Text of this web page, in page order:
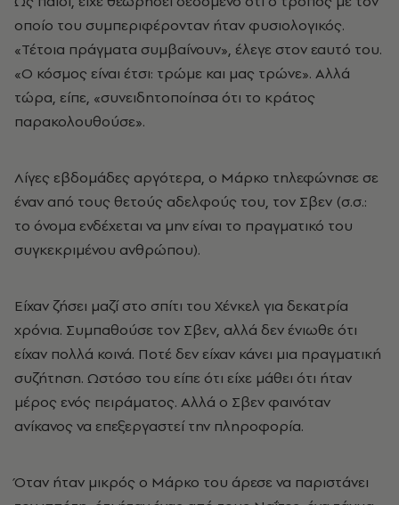
οποίο του συμπεριφέρονταν ήταν φυσιολογικός.
«Τέτοια πράγματα συμβαίνουν», έλεγε στον εαυτό του.
«Ο κόσμος είναι έτσι: τρώμε και μας τρώνε». Αλλά
τώρα, είπε, «συνειδητοποίησα ότι το κράτος
παρακολουθούσε».
Λίγες εβδομάδες αργότερα, ο Μάρκο τηλεφώνησε σε
έναν από τους θετούς αδελφούς του, τον Σβεν (σ.σ.:
το όνομα ενδέχεται να μην είναι το πραγματικό του
συγκεκριμένου ανθρώπου).
Είχαν ζήσει μαζί στο σπίτι του Χένκελ για δεκατρία
χρόνια. Συμπαθούσε τον Σβεν, αλλά δεν ένιωθε ότι
είχαν πολλά κοινά. Ποτέ δεν είχαν κάνει μια πραγματική
συζήτηση. Ωστόσο του είπε ότι είχε μάθει ότι ήταν
μέρος ενός πειράματος. Αλλά ο Σβεν φαινόταν
ανίκανος να επεξεργαστεί την πληροφορία.
Όταν ήταν μικρός ο Μάρκο του άρεσε να παριστάνει